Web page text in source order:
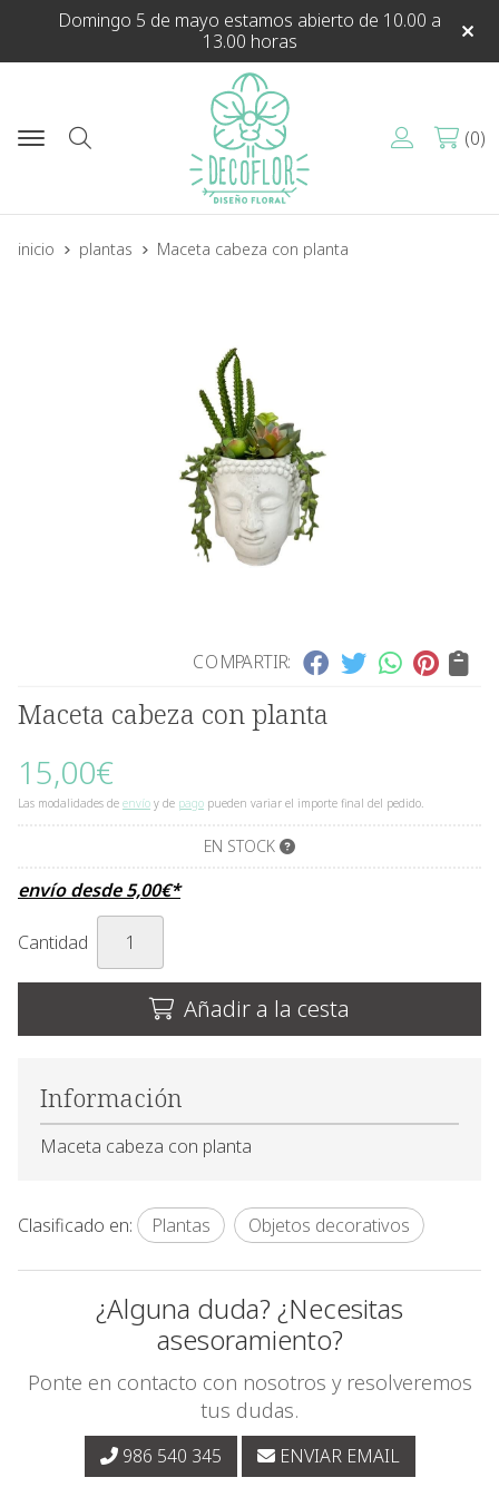
Domingo 5 de mayo estamos abierto de 10.00 a
13.00 horas
Buscar
0
inicio plantas Maceta cabeza con planta
COMPARTIR:
Maceta cabeza con planta
15,00€
Las modalidades de envío y de pago pueden variar el importe final del pedido.
EN STOCK
envío desde5,00€*
Cantidad
Añadir a la cesta
Información
Maceta cabeza con planta
Clasificado en: Plantas Objetos decorativos
¿Alguna duda? ¿Necesitas
asesoramiento?
Ponte en contacto con nosotros y resolveremos
tus dudas.
986 540 345 ENVIAR EMAIL